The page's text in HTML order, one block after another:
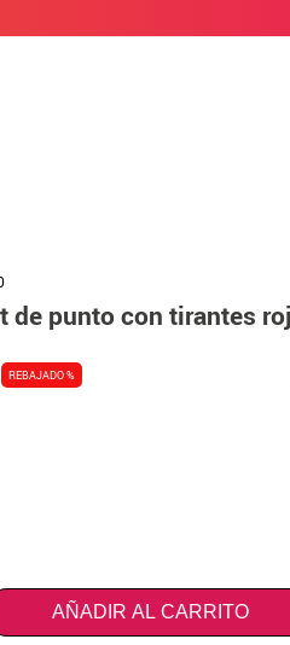
de punto con tirantes
REBAJADO %
AÑADIR AL CARRITO